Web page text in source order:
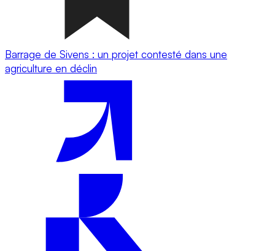
Barrage de Sivens : un projet contesté dans une
agriculture en déclin